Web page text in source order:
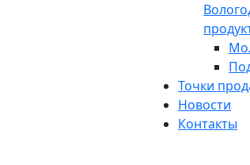
Точки
Новости
Контакты